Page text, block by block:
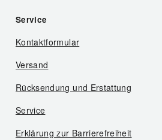
Service
Kontaktformular
Versand
Rücksendung und Erstattung
Service
Erklärung zur Barrierefreiheit